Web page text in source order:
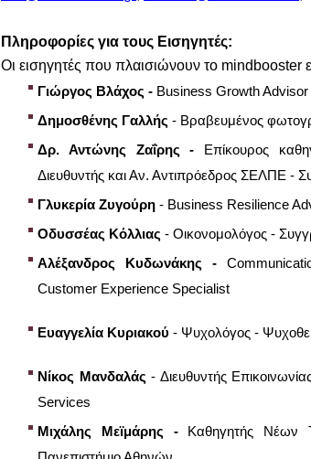
Πληροφορίες για τους Εισηγητές:
Οι εισηγητές που πλαισιώνουν το mindbooster
Γιώργος Βλάχος - Business Growth Advisor
Δημοσθένης Γαλλής - Βραβευμένος
Δρ. Αντώνης Ζαΐρης -
Eπίκουρος
Διευθυντής και Αν. Αντιπρόεδρος ΣΕΛΠΕ -
Γλυκερία Ζυγούρη - Business Resilience
Οδυσσέας Κόλλιας - Οικονομολόγος -
Αλέξανδρος
Κυδωνάκης -
Customer Experience Specialist
Ευαγγελία Κυριακού - Ψυχολόγος -
Νίκος Μανδαλάς - Διευθυντής
Services
Μιχάλης Μεϊμάρης -Καθηγητής Νέων